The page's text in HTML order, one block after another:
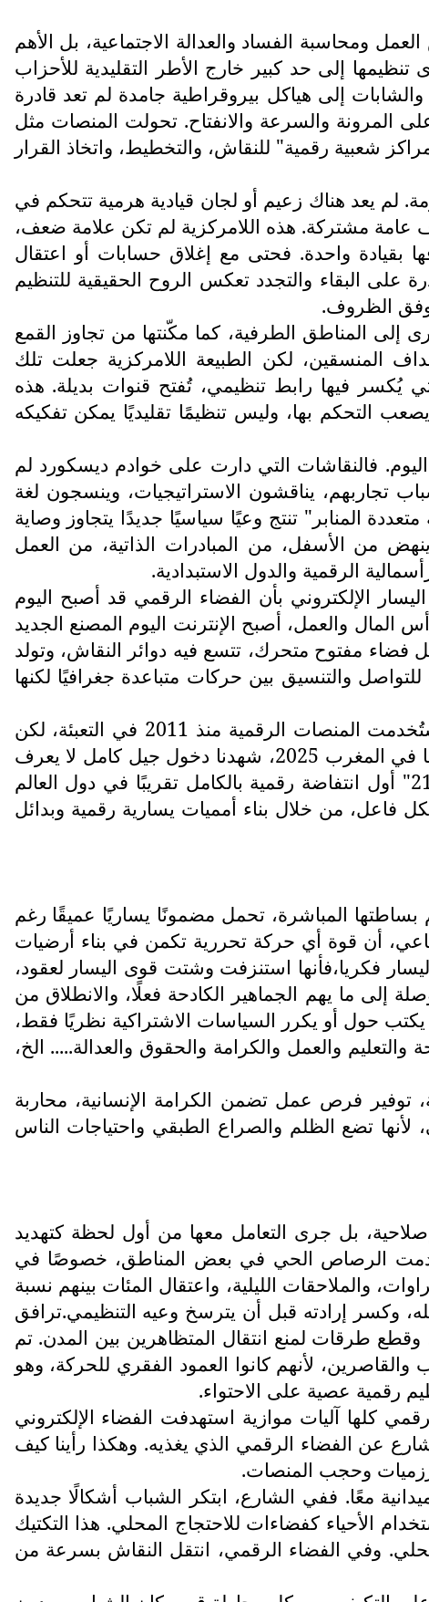
ومحاسبة الفساد والعدالة الاجتماعية، بل الأهم
إلى حد كبير خارج الأطر التقليدية للأحزاب
إلى هياكل بيروقراطية جامدة لم تعد قادرة
المرونة والسرعة والانفتاح. تحولت المنصات مثل
شعبية رقمية" للنقاش، والتخطيط، واتخاذ القرار
لم يعد هناك زعيم أو لجان قيادية هرمية تتحكم في
عامة مشتركة. هذه اللامركزية لم تكن علامة ضعف،
بقيادة واحدة. فحتى مع إغلاق حسابات أو اعتقال
البقاء والتجدد تعكس الروح الحقيقية للتنظيم
وفق الظروف.
المناطق الطرفية، كما مكّنتها من تجاوز القمع
المنسقين، لكن الطبيعة اللامركزية جعلت تلك
يُكسر فيها رابط تنظيمي، تُفتح قنوات بديلة. هذه
التحكم بها، وليس تنظيمًا تقليديًا يمكن تفكيكه
فالنقاشات التي دارت على خوادم ديسكورد لم
تجاربهم، يناقشون الاستراتيجيات، وينسجون لغة
المنابر" تنتج وعيًا سياسيًا جديدًا يتجاوز وصاية
من الأسفل، من المبادرات الذاتية، من العمل
الرقمية والدول الاستبدادية.
الإلكتروني بأن الفضاء الرقمي قد أصبح اليوم
والعمل، أصبح الإنترنت اليوم المصنع الجديد
فضاء مفتوح متحرك، تتسع فيه دوائر النقاش، وتولد
والتنسيق بين حركات متباعدة جغرافيًا لكنها
إذا ما قارنا الحراك المغربي بتجارب أخرى في المنطقة، نجد أن له طابعًا مميزًا. ففي تونس مثلًا استُخدمت المنصات الرقمية منذ 2011 في التعبئة، لكن
بشكل أولي. وفي لبنان 2019 تحولت واتساب وتلغرام إلى أدوات محورية في تنظيم المظاهرات. بينما في المغرب 2025، شهدنا دخول جيل كامل لا يعرف
السياسة إلا عبر الرقمنة ويعتبر الفضاء الرقمي امتدادًا طبيعيًا لحياته. هذا ما يجعل حراك "جيل زد 212" أول انتفاضة رقمية بالكامل تقريبًا في دول العالم
فاعل، من خلال بناء أمميات يسارية رقمية وبدائل
بساطتها المباشرة، تحمل مضمونًا يساريًا عميقًا رغم
أن قوة أي حركة تحررية تكمن في بناء أرضيات
فكريا،فأنها استنزفت وشتت قوى اليسار لعقود،
إلى ما يهم الجماهير الكادحة فعلًا، والانطلاق من
حول أو يكرر السياسات الاشتراكية نظريًا فقط،
والعمل والكرامة والحقوق والعدالة..... الخ،
توفير فرص عمل تضمن الكرامة الإنسانية، محاربة
لأنها تضع الظلم والصراع الطبقي واحتياجات الناس
بل جرى التعامل معها من أول لحظة كتهديد
الرصاص الحي في بعض المناطق، خصوصًا في
والملاحقات الليلية، واعتقال المئات بينهم نسبة
وكسر إرادته قبل أن يترسخ وعيه التنظيمي.ترافق
وقطع طرقات لمنع انتقال المتظاهرين بين المدن. تم
لأنهم كانوا العمود الفقري للحركة، وهو
رقمية عصية على الاحتواء.
كلها آليات موازية استهدفت الفضاء الإلكتروني
عن الفضاء الرقمي الذي يغذيه. وهكذا رأينا كيف
وحجب المنصات.
معًا. ففي الشارع، ابتكر الشباب أشكالًا جديدة
الأحياء كفضاءات للاحتجاج المحلي. هذا التكتيك
وفي الفضاء الرقمي، انتقل النقاش بسرعة من